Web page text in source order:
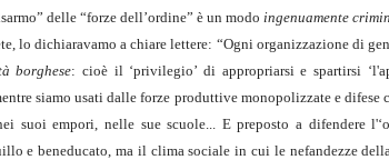
delle “forze dell’ordine” è un modo ingenuamente
lo dichiaravamo a chiare lettere: “Ogni organizzazione di
borghese: cioè il ‘privilegio’ di appropriarsi e spartirsi
siamo usati dalle forze produttive monopolizzate e
suoi empori, nelle sue scuole... E preposto a difendere
e beneducato, ma il clima sociale in cui le nefandezze